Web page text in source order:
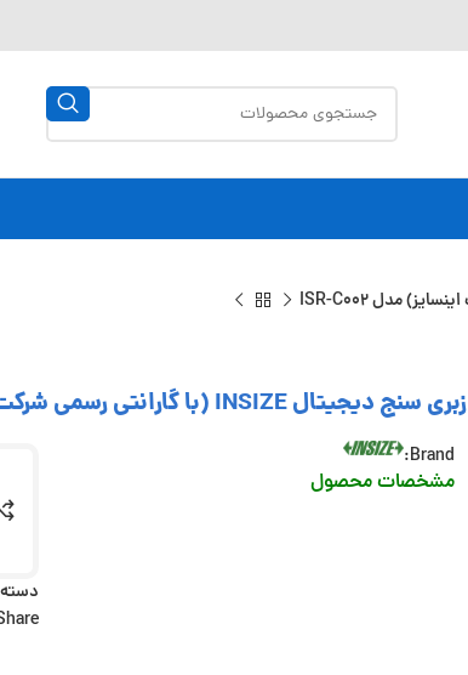
زبری سنج دیجیتال INSIZE (با گارانتی رسمی شرکت اینسایز) مدل ISR-C002
Brand:
مشخصات محصول